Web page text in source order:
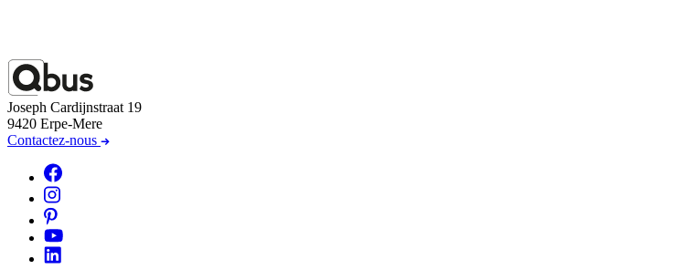
Joseph Cardijnstraat 19
9420 Erpe-Mere
Contactez-nous